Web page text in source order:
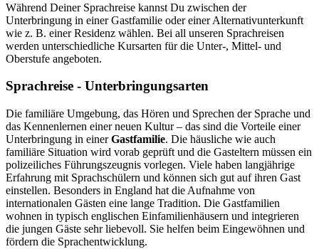
Während Deiner Sprachreise kannst Du zwischen der
Unterbringung in einer Gastfamilie oder einer Alternativunterkunft
wie z. B. einer Residenz wählen. Bei all unseren Sprachreisen
werden unterschiedliche Kursarten für die Unter-, Mittel- und
Oberstufe angeboten.
Sprachreise - Unterbringungsarten
Die familiäre Umgebung, das Hören und Sprechen der Sprache und
das Kennenlernen einer neuen Kultur – das sind die Vorteile einer
Unterbringung in einerGastfamilie. Die häusliche wie auch
familiäre Situation wird vorab geprüft und die Gasteltern müssen ein
polizeiliches Führungszeugnis vorlegen. Viele haben langjährige
Erfahrung mit Sprachschülern und können sich gut auf ihren Gast
einstellen. Besonders in England hat die Aufnahme von
internationalen Gästen eine lange Tradition. Die Gastfamilien
wohnen in typisch englischen Einfamilienhäusern und integrieren
die jungen Gäste sehr liebevoll. Sie helfen beim Eingewöhnen und
fördern die Sprachentwicklung.